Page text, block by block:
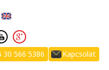
30 566 5386 Kapcsolat